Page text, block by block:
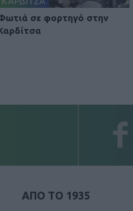
σε φορτηγό στην
ΑΠΟ ΤΟ 1935